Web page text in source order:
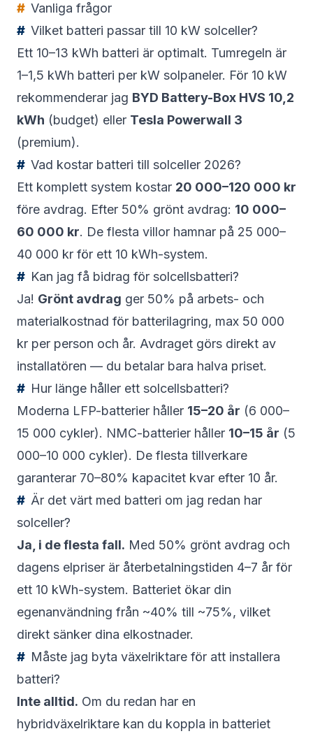
Vanliga frågor
Vilket batteri passar till 10 kW solceller?
Ett 10–13 kWh batteri är optimalt. Tumregeln är
1–1,5 kWh batteri per kW solpaneler. För 10 kW
rekommenderar jag BYD Battery-Box HVS 10,2
kWh (budget) eller Tesla Powerwall 3
(premium).
Vad kostar batteri till solceller 2026?
Ett komplett system kostar 20 000–120 000 kr
före avdrag. Efter 50% grönt avdrag: 10 000–
60 000 kr. De flesta villor hamnar på 25 000–
40 000 kr för ett 10 kWh-system.
Kan jag få bidrag för solcellsbatteri?
Ja! Grönt avdrag ger 50% på arbets- och
materialkostnad för batterilagring, max 50 000
kr per person och år. Avdraget görs direkt av
installatören — du betalar bara halva priset.
Hur länge håller ett solcellsbatteri?
Moderna LFP-batterier håller 15–20 år (6 000–
15 000 cykler). NMC-batterier håller 10–15 år (5
000–10 000 cykler). De flesta tillverkare
garanterar 70–80% kapacitet kvar efter 10 år.
Är det värt med batteri om jag redan har
solceller?
Ja, i de flesta fall. Med 50% grönt avdrag och
dagens elpriser är återbetalningstiden 4–7 år för
ett 10 kWh-system. Batteriet ökar din
egenanvändning från ~40% till ~75%, vilket
direkt sänker dina elkostnader.
Måste jag byta växelriktare för att installera
batteri?
Inte alltid. Om du redan har en
hybridväxelriktare kan du koppla in batteriet